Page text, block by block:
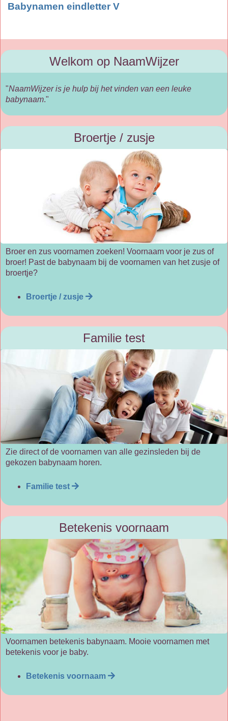
Babynamen eindletter V
Welkom op NaamWijzer
"NaamWijzer is je hulp bij het vinden van een leuke
babynaam."
Broertje / zusje
Broer en zus voornamen zoeken! Voornaam voor je zus of
broer! Past de babynaam bij de voornamen van het zusje of
broertje?
Broertje / zusje
Familie test
Zie direct of de voornamen van alle gezinsleden bij de
gekozen babynaam horen.
Familie test
Betekenis voornaam
Voornamen betekenis babynaam. Mooie voornamen met
betekenis voor je baby.
Betekenis voornaam